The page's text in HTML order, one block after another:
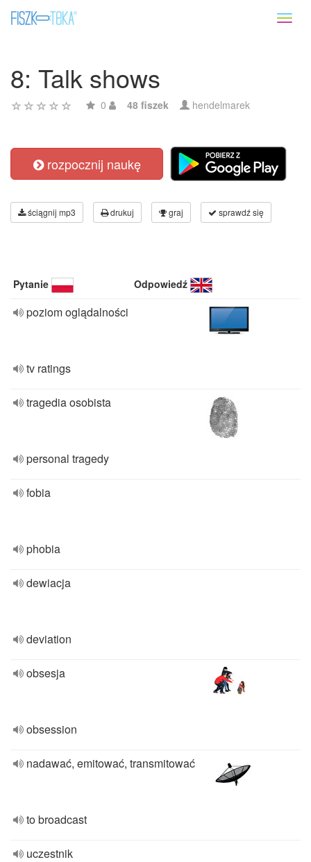
8: Talk shows
0 48 fiszek hendelmarek
rozpocznij naukę
ściągnij mp3 drukuj graj sprawdź się
Pytanie Odpowiedź
poziom oglądalności
tv ratings
tragedia osobista
personal tragedy
fobia
phobia
dewiacja
deviation
obsesja
obsession
nadawać, emitować, transmitować
to broadcast
uczestnik